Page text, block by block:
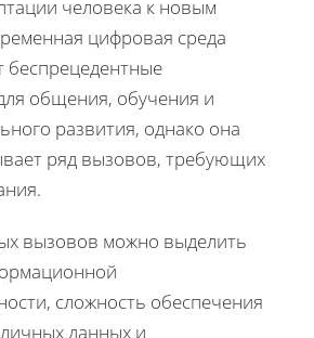
человека к новым
цифровая среда
беспрецедентные
общения, обучения и
развития, однако она
ряд вызовов, требующих
вызовов можно выделить
сложность обеспечения
данных и